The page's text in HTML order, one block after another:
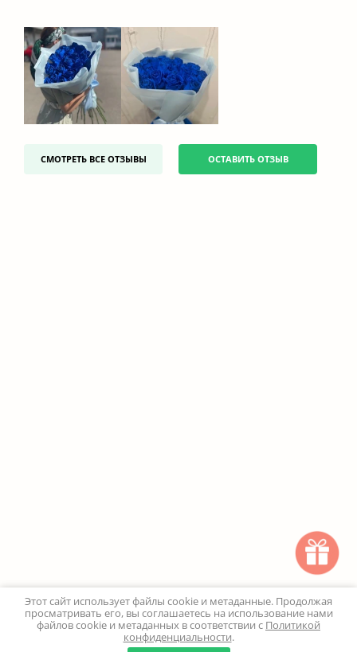
СМОТРЕТЬ ВСЕ ОТЗЫВЫ ОСТАВИТЬ ОТЗЫВ
0
Этот сайт использует файлы cookie и метаданные. Продолжая
просматривать его, вы соглашаетесь на использование нами
файлов cookie и метаданных в соответствии с Политикой
конфиденциальности.